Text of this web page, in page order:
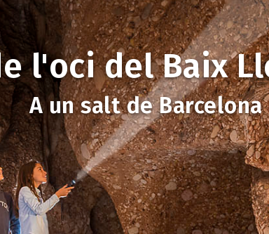
l'oci del Baix
A un salt de Barcelona